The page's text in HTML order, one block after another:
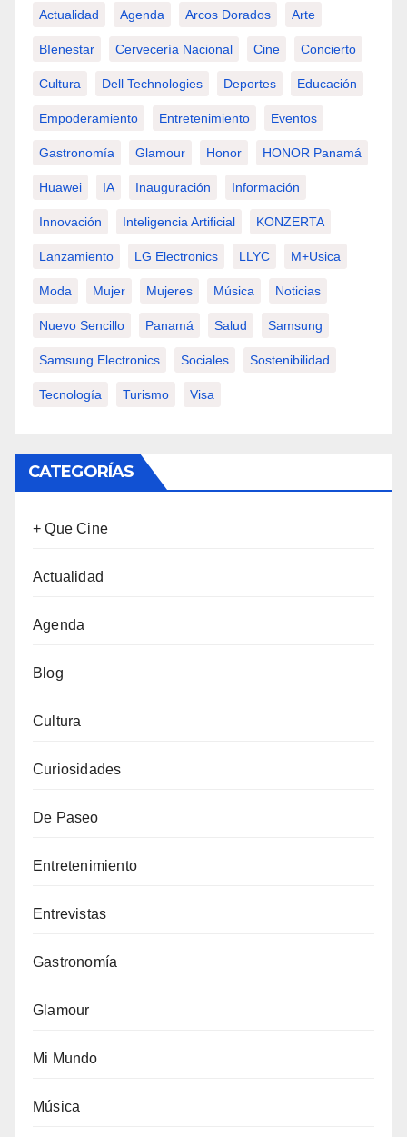
Actualidad Agenda Arcos Dorados Arte
BIenestar Cervecería Nacional Cine Concierto
Cultura Dell Technologies Deportes Educación
Empoderamiento Entretenimiento Eventos
Gastronomía Glamour Honor HONOR Panamá
Huawei IA Inauguración Información
Innovación Inteligencia Artificial KONZERTA
Lanzamiento LG Electronics LLYC M+usica
Moda Mujer Mujeres Música Noticias
Nuevo Sencillo Panamá Salud Samsung
Samsung Electronics Sociales Sostenibilidad
Tecnología Turismo Visa
CATEGORÍAS
+ Que Cine
Actualidad
Agenda
Blog
Cultura
Curiosidades
De Paseo
Entretenimiento
Entrevistas
Gastronomía
Glamour
Mi Mundo
Música